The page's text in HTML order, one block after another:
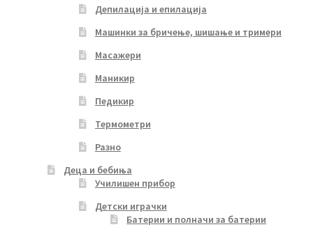
Депилација и епилација
Машинки за бричење, шишање и тримери
Масажери
Маникир
Педикир
Термометри
Разно
Деца и бебиња
Училишен прибор
Детски играчки
Батерии и полначи за батерии